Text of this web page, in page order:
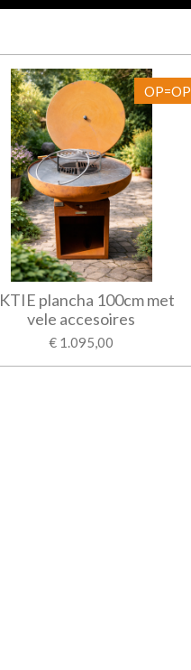
OP=OP
plancha 100cm met
vele accesoires
€ 1.095,00